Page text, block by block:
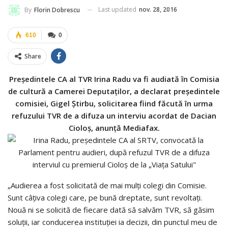
By Florin Dobrescu Last updated nov. 28, 2016
0
610
Share
Președintele CA al TVR Irina Radu va fi audiată în Comisia
de cultură a Camerei Deputaților, a declarat președintele
comisiei, Gigel Știrbu, solicitarea fiind făcută în urma
refuzului TVR de a difuza un interviu acordat de Dacian
Cioloș, anunță Mediafax.
„Audierea a fost solicitată de mai mulți colegi din Comisie.
Sunt câțiva colegi care, pe bună dreptate, sunt revoltați.
Nouă ni se solicită de fiecare dată să salvăm TVR, să găsim
soluții, iar conducerea instituției ia decizii, din punctul meu de